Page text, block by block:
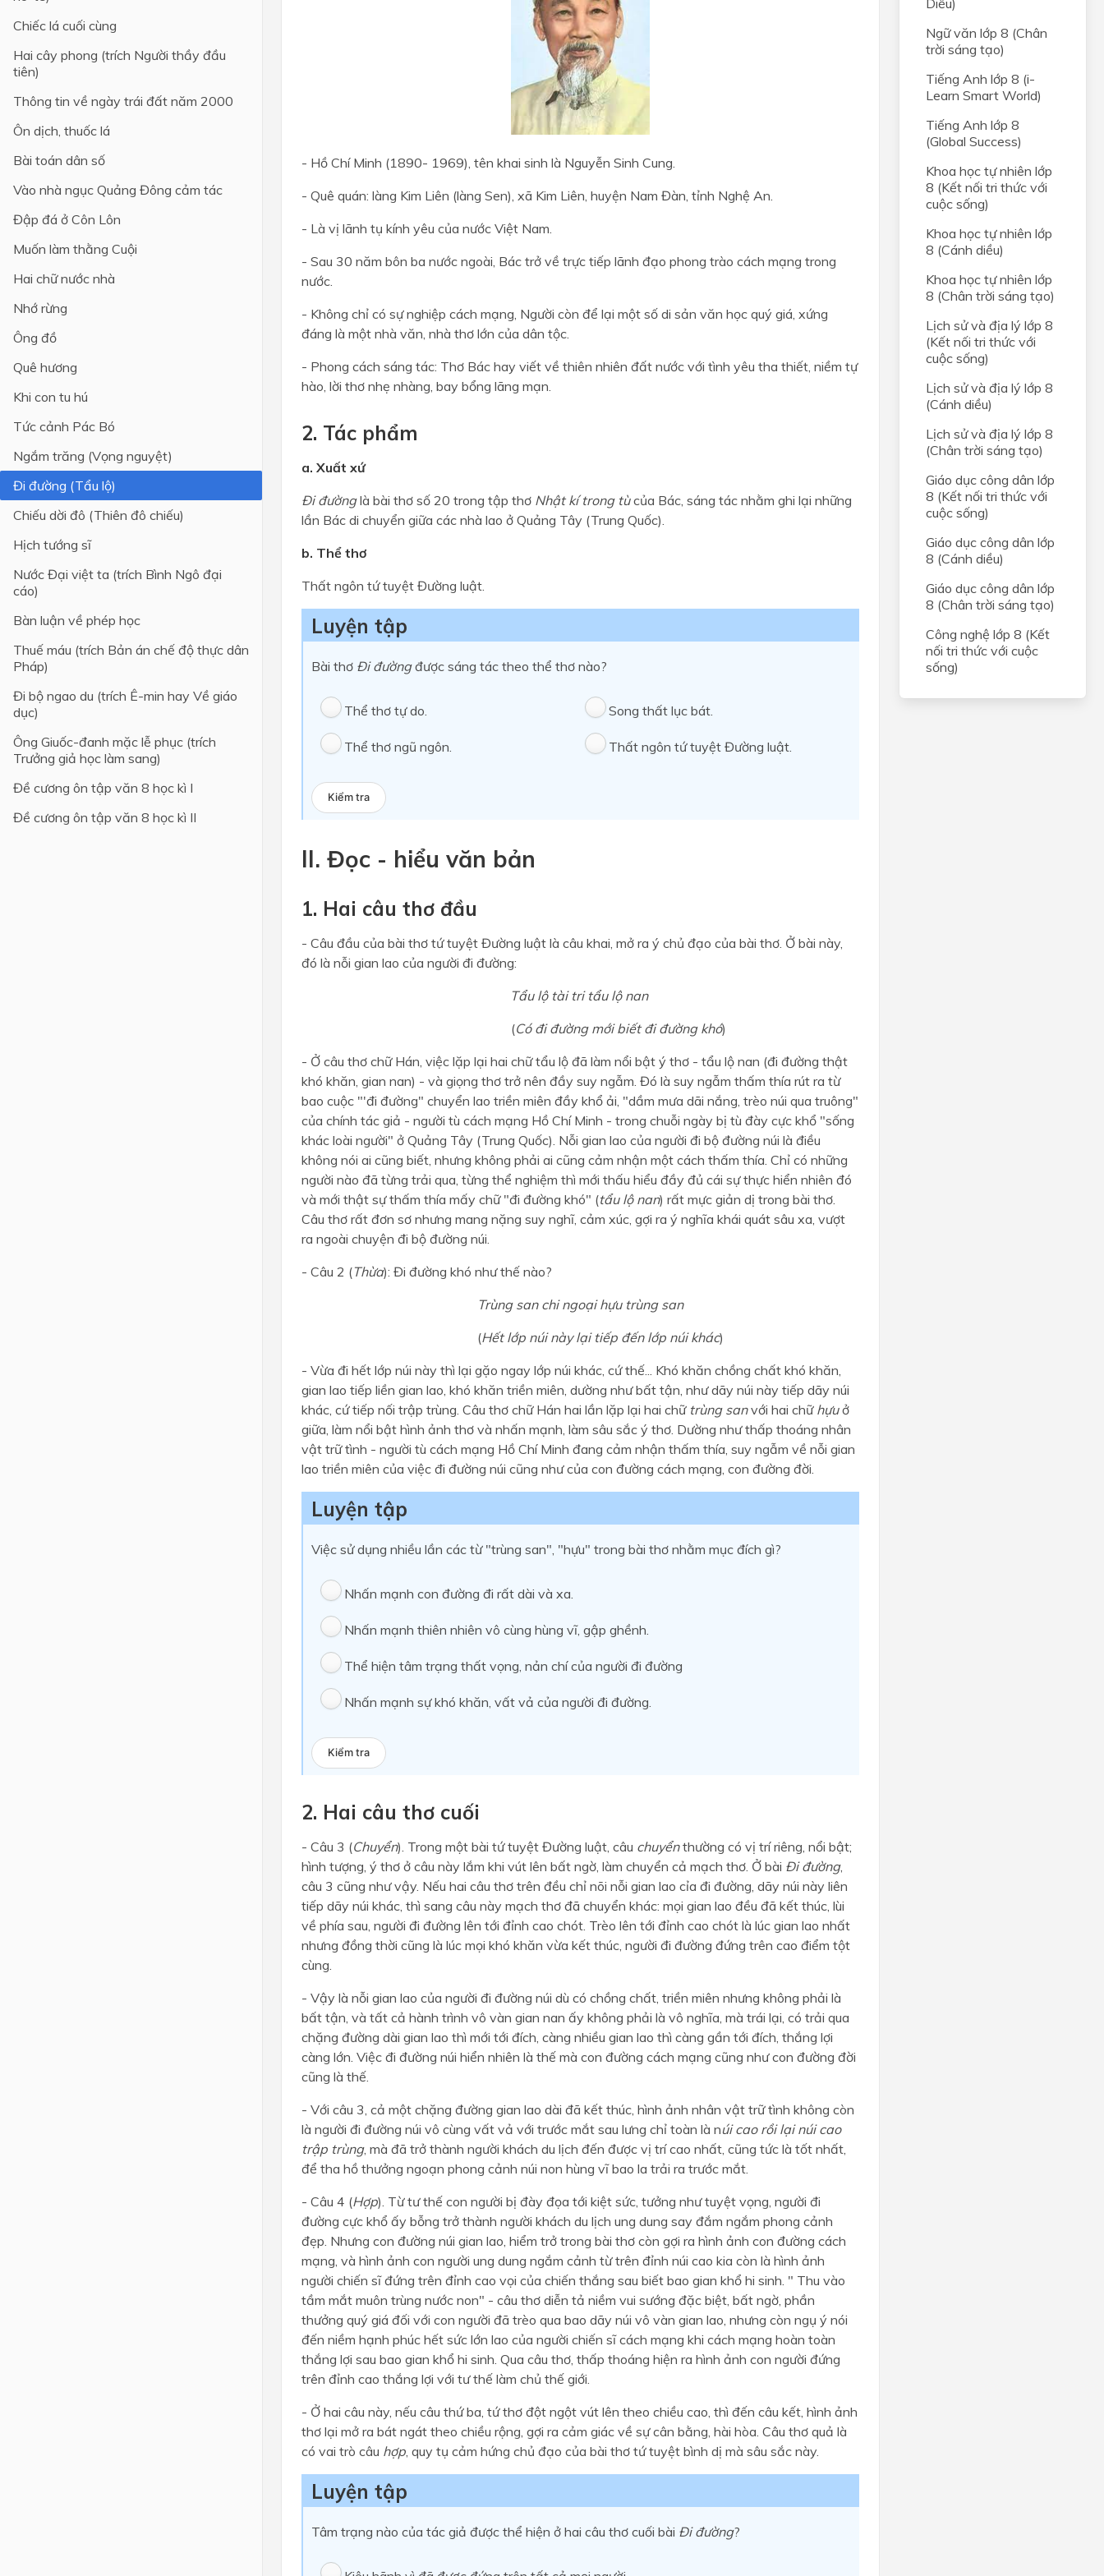
Lớp 4
Lớp 3
Chiếc lá cuối cùng
Hai cây phong (trích Người thầy đầu
tiên)
Thông tin về ngày trái đất năm 2000
Ôn dịch, thuốc lá
Bài toán dân số
Vào nhà ngục Quảng Đông cảm tác
Đập đá ở Côn Lôn
Muốn làm thằng Cuội
Hai chữ nước nhà
Nhớ rừng
Ông đồ
Quê hương
Khi con tu hú
Tức cảnh Pác Bó
Ngắm trăng (Vọng nguyệt)
Đi đường (Tẩu lộ)
Chiếu dời đô (Thiên đô chiếu)
Hịch tướng sĩ
Nước Đại việt ta (trích Bình Ngô đại
cáo)
Bàn luận về phép học
Thuế máu (trích Bản án chế độ thực dân
Pháp)
Đi bộ ngao du (trích Ê-min hay Về giáo
dục)
Ông Giuốc-đanh mặc lễ phục (trích
Trưởng giả học làm sang)
Đề cương ôn tập văn 8 học kì I
Đề cương ôn tập văn 8 học kì II
- Hồ Chí Minh (1890- 1969), tên khai sinh là Nguyễn Sinh Cung.
- Quê quán: làng Kim Liên (làng Sen), xã Kim Liên, huyện Nam Đàn, tỉnh Nghệ An.
- Là vị lãnh tụ kính yêu của nước Việt Nam.
- Sau 30 năm bôn ba nước ngoài, Bác trở về trực tiếp lãnh đạo phong trào cách mạng trong
nước.
- Không chỉ có sự nghiệp cách mạng, Người còn để lại một số di sản văn học quý giá, xứng
đáng là một nhà văn, nhà thơ lớn của dân tộc.
- Phong cách sáng tác: Thơ Bác hay viết về thiên nhiên đất nước với tình yêu tha thiết, niềm tự
hào, lời thơ nhẹ nhàng, bay bổng lãng mạn.
2. Tác phẩm
a. Xuất xứ
Đi đườnglà bài thơ số 20 trong tập thơ Nhật kí trong tùcủa Bác, sáng tác nhằm ghi lại những
lần Bác di chuyển giữa các nhà lao ở Quảng Tây (Trung Quốc).
b. Thể thơ
Thất ngôn tứ tuyệt Đường luật.
Luyện tập
Bài thơ Đi đườngđược sáng tác theo thể thơ nào?
Thể thơ tự do. Song thất lục bát.
Thể thơ ngũ ngôn. Thất ngôn tứ tuyệt Đường luật.
Kiểm tra
II. Đọc - hiểu văn bản
1. Hai câu thơ đầu
- Câu đầu của bài thơ tứ tuyệt Đường luật là câu khai, mở ra ý chủ đạo của bài thơ. Ở bài này,
đó là nỗi gian lao của người đi đường:
Tẩu lộ tài tri tẩu lộ nan
(Có đi đường mới biết đi đường khó)
- Ở câu thơ chữ Hán, việc lặp lại hai chữ tẩu lộ đã làm nổi bật ý thơ - tẩu lộ nan (đi đường thật
khó khăn, gian nan) - và giọng thơ trở nên đầy suy ngẫm. Đó là suy ngẫm thấm thía rút ra từ
bao cuộc "'đi đường" chuyển lao triền miên đầy khổ ải, "dầm mưa dãi nắng, trèo núi qua truông"
của chính tác giả - người tù cách mạng Hồ Chí Minh - trong chuỗi ngày bị tù đày cực khổ "sống
khác loài người" ở Quảng Tây (Trung Quốc). Nỗi gian lao của người đi bộ đường núi là điều
không nói ai cũng biết, nhưng không phải ai cũng cảm nhận một cách thấm thía. Chỉ có những
người nào đã từng trải qua, từng thể nghiệm thì mới thấu hiểu đầy đủ cái sự thực hiển nhiên đó
và mới thật sự thấm thía mấy chữ "đi đường khó" (tẩu lộ nan) rất mực giản dị trong bài thơ.
Câu thơ rất đơn sơ nhưng mang nặng suy nghĩ, cảm xúc, gợi ra ý nghĩa khái quát sâu xa, vượt
ra ngoài chuyện đi bộ đường núi.
- Câu 2 (Thừa): Đi đường khó như thế nào?
Trùng san chi ngoại hựu trùng san
(Hết lớp núi này lại tiếp đến lớp núi khác)
- Vừa đi hết lớp núi này thì lại gặo ngay lớp núi khác, cứ thế... Khó khăn chồng chất khó khăn,
gian lao tiếp liền gian lao, khó khăn triền miên, dường như bất tận, như dãy núi này tiếp dãy núi
khác, cứ tiếp nối trập trùng. Câu thơ chữ Hán hai lần lặp lại hai chữ trùng sanvới hai chữ hựuở
giữa, làm nổi bật hình ảnh thơ và nhấn mạnh, làm sâu sắc ý thơ. Dường như thấp thoáng nhân
vật trữ tình - người tù cách mạng Hồ Chí Minh đang cảm nhận thấm thía, suy ngẫm về nỗi gian
lao triền miên của việc đi đường núi cũng như của con đường cách mạng, con đường đời.
Luyện tập
Việc sử dụng nhiều lần các từ "trùng san", "hựu" trong bài thơ nhằm mục đích gì?
Nhấn mạnh con đường đi rất dài và xa.
Nhấn mạnh thiên nhiên vô cùng hùng vĩ, gập ghềnh.
Thể hiện tâm trạng thất vọng, nản chí của người đi đường
Nhấn mạnh sự khó khăn, vất vả của người đi đường.
Kiểm tra
2. Hai câu thơ cuối
- Câu 3 (Chuyển). Trong một bài tứ tuyệt Đường luật, câu chuyểnthường có vị trí riêng, nổi bật;
hình tượng, ý thơ ở câu này lắm khi vút lên bất ngờ, làm chuyển cả mạch thơ. Ở bài Đi đường,
câu 3 cũng như vậy. Nếu hai câu thơ trên đều chỉ nõi nỗi gian lao cỉa đi đường, dãy núi này liên
tiếp dãy núi khác, thì sang câu này mạch thơ đã chuyển khác: mọi gian lao đều đã kết thúc, lùi
về phía sau, người đi đường lên tới đỉnh cao chót. Trèo lên tới đỉnh cao chót là lúc gian lao nhất
nhưng đồng thời cũng là lúc mọi khó khăn vừa kết thúc, người đi đường đứng trên cao điểm tột
cùng.
- Vậy là nỗi gian lao của người đi đường núi dù có chồng chất, triền miên nhưng không phải là
bất tận, và tất cả hành trình vô vàn gian nan ấy không phải là vô nghĩa, mà trái lại, có trải qua
chặng đường dài gian lao thì mới tới đích, càng nhiều gian lao thì càng gần tới đích, thắng lợi
càng lớn. Việc đi đường núi hiển nhiên là thế mà con đường cách mạng cũng như con đường đời
cũng là thế.
- Với câu 3, cả một chặng đường gian lao dài đã kết thúc, hình ảnh nhân vật trữ tình không còn
là người đi đường núi vô cùng vất vả với trước mắt sau lưng chỉ toàn là núi cao rồi lại núi cao
trập trùng, mà đã trở thành người khách du lịch đến được vị trí cao nhất, cũng tức là tốt nhất,
để tha hồ thưởng ngoạn phong cảnh núi non hùng vĩ bao la trải ra trước mắt.
- Câu 4 (Hợp). Từ tư thế con người bị đày đọa tới kiệt sức, tưởng như tuyệt vọng, người đi
đường cực khổ ấy bỗng trở thành người khách du lịch ung dung say đắm ngắm phong cảnh
đẹp. Nhưng con đường núi gian lao, hiểm trở trong bài thơ còn gợi ra hình ảnh con đường cách
mạng, và hình ảnh con người ung dung ngắm cảnh từ trên đỉnh núi cao kia còn là hình ảnh
người chiến sĩ đứng trên đỉnh cao vọi của chiến thắng sau biết bao gian khổ hi sinh. " Thu vào
tầm mắt muôn trùng nước non" - câu thơ diễn tả niềm vui sướng đặc biệt, bất ngờ, phần
thưởng quý giá đối với con người đã trèo qua bao dãy núi vô vàn gian lao, nhưng còn ngụ ý nói
đến niềm hạnh phúc hết sức lớn lao của người chiến sĩ cách mạng khi cách mạng hoàn toàn
thắng lợi sau bao gian khổ hi sinh. Qua câu thơ, thấp thoáng hiện ra hình ảnh con người đứng
trên đỉnh cao thắng lợi với tư thế làm chủ thế giới.
- Ở hai câu này, nếu câu thứ ba, tứ thơ đột ngột vút lên theo chiều cao, thì đến câu kết, hình ảnh
thơ lại mở ra bát ngát theo chiều rộng, gợi ra cảm giác về sự cân bằng, hài hòa. Câu thơ quả là
có vai trò câu hợp , quy tụ cảm hứng chủ đạo của bài thơ tứ tuyệt bình dị mà sâu sắc này.
Luyện tập
Tâm trạng nào của tác giả được thể hiện ở hai câu thơ cuối bài Đi đường?
Diều)
Ngữ văn lớp 8 (Chân
trời sáng tạo)
Tiếng Anh lớp 8 (i-
Learn Smart World)
Tiếng Anh lớp 8
(Global Success)
Khoa học tự nhiên lớp
8 (Kết nối tri thức với
cuộc sống)
Khoa học tự nhiên lớp
8 (Cánh diều)
Khoa học tự nhiên lớp
8 (Chân trời sáng tạo)
Lịch sử và địa lý lớp 8
(Kết nối tri thức với
cuộc sống)
Lịch sử và địa lý lớp 8
(Cánh diều)
Lịch sử và địa lý lớp 8
(Chân trời sáng tạo)
Giáo dục công dân lớp
8 (Kết nối tri thức với
cuộc sống)
Giáo dục công dân lớp
8 (Cánh diều)
Giáo dục công dân lớp
8 (Chân trời sáng tạo)
Công nghệ lớp 8 (Kết
nối tri thức với cuộc
sống)